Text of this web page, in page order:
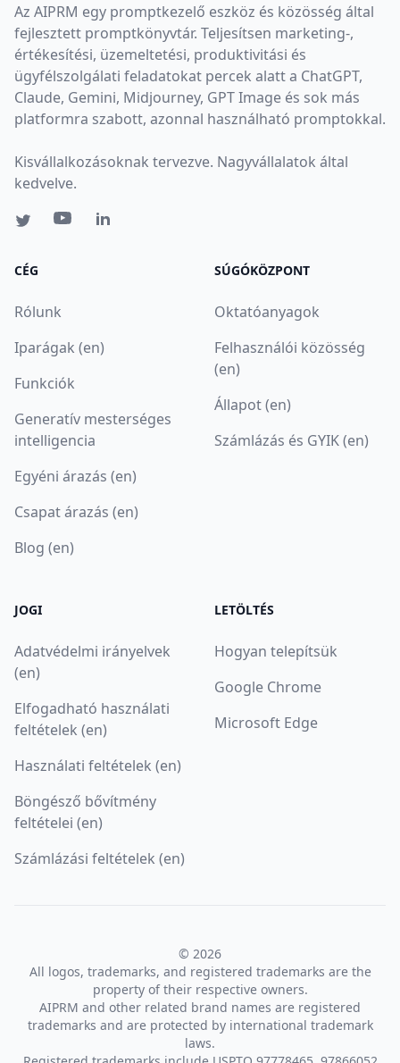
Az AIPRM egy promptkezelő eszköz és közösség által
fejlesztett promptkönyvtár. Teljesítsen marketing-,
értékesítési, üzemeltetési, produktivitási és
ügyfélszolgálati feladatokat percek alatt a ChatGPT,
Claude, Gemini, Midjourney, GPT Image és sok más
platformra szabott, azonnal használható promptokkal.
Kisvállalkozásoknak tervezve. Nagyvállalatok által
kedvelve.
CÉG
Rólunk
Iparágak (en)
Funkciók
Generatív mesterséges
intelligencia
Egyéni árazás (en)
Csapat árazás (en)
Blog (en)
SÚGÓKÖZPONT
Oktatóanyagok
Felhasználói közösség
(en)
Állapot (en)
Számlázás és GYIK (en)
JOGI
Adatvédelmi irányelvek
(en)
Elfogadható használati
feltételek (en)
Használati feltételek (en)
Böngésző bővítmény
feltételei (en)
Számlázási feltételek (en)
LETÖLTÉS
Hogyan telepítsük
Google Chrome
Microsoft Edge
© 2026
All logos, trademarks, and registered trademarks are the
property of their respective owners.
AIPRM and other related brand names are registered
trademarks and are protected by international trademark
laws.